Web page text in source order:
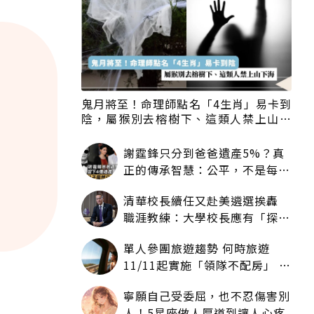
鬼月將至！命理師點名「4生肖」易卡到
陰，屬猴別去榕樹下、這類人禁上山下
謝霆鋒只分到爸爸遺產5%？真
正的傳承智慧：公平，不是每個
清華校長續任又赴美遴選挨轟
職涯教練：大學校長應有「探
單人參團旅遊趨勢 何時旅遊
11/11起實施「領隊不配房」 落
寧願自己受委屈，也不忍傷害別